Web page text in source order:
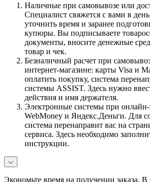
Наличные при самовывозе или
Специалист свяжется с вами в
уточнить время и заранее
купюры. Вы подписываете
документы, вносите денежные
товар и чек.
Безналичный расчет при
интернет-магазине: карты Visa и
оплатить покупку, система
системы ASSIST. Здесь нужно
действия и имя держателя.
Электронные системы при онлайн-
WebMoney и Яндекс.Деньги. Для
система перенаправит вас на
сервиса. Здесь необходимо
инструкции.
Экономьте время на получении заказа. В